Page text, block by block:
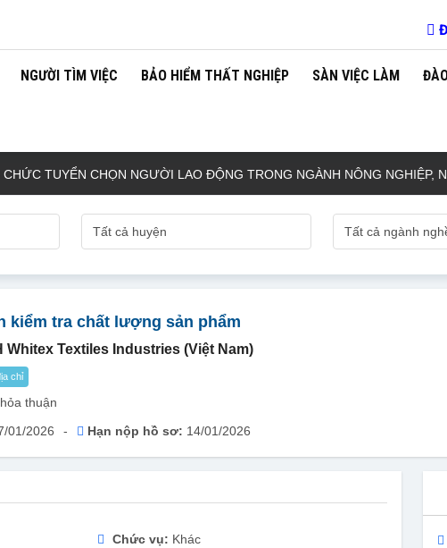
NGƯỜI TÌM VIỆC BẢO HIỂM THẤT NGHIỆP SÀN VIỆC LÀM
TUYỂN CHỌN NGƯỜI LAO ĐỘNG TRONG NGÀNH NÔNG NGHIỆP, NGƯ
kiểm tra chất lượng sản phẩm
Whitex Textiles Industries (Việt Nam)
chỉ
thuận
01/2026 - Hạn nộp hồ sơ: 14/01/2026
Chức vụ: Khác